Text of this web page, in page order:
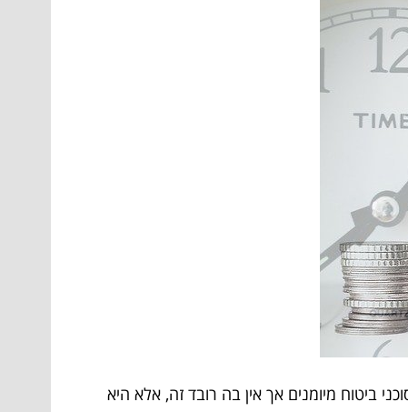
ביטוח מיומנים אך אין בה רובד זה, אלא היא